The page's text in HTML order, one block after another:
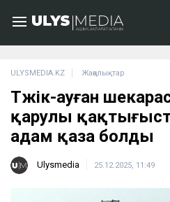
ULYSMEDIA.KZ Жаңалықтар
Тәжік-ауған
қарулы
адам қаза болды
Ulysmedia 25.12.2025, 11:49